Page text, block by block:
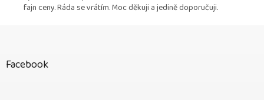
fajn ceny. Ráda se vrátím. Moc děkuji a jedině doporučuji.
Facebook